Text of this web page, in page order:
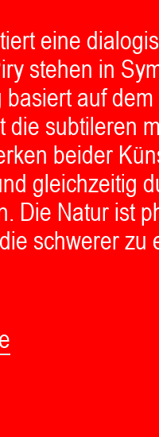
eine
stehen in
auf
die subtileren
beider
gleichzeitig
Die Natur ist
schwerer